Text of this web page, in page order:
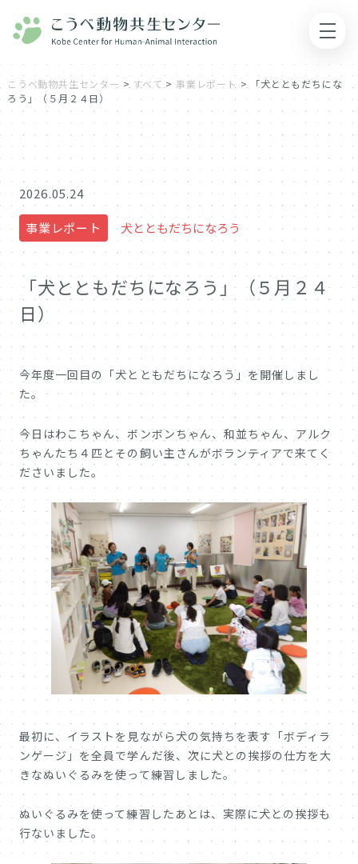
こうべ動物共生センター > すべて > 事業レポート >
「犬とともだちにな
ろう」（５月２４日）
事業レポート 犬とともだちになろう
2026.05.24
「犬とともだちになろう」（５月２４
日）
今年度一回目の「犬とともだちになろう」を開催しまし
た。
今日はわこちゃん、ボンボンちゃん、和並ちゃん、アルク
ちゃんたち４匹とその飼い主さんがボランティアで来てく
ださいました。
最初に、イラストを見ながら犬の気持ちを表す「ボディラ
ンゲージ」を全員で学んだ後、次に犬との挨拶の仕方を大
きなぬいぐるみを使って練習しました。
ぬいぐるみを使って練習したあとは、実際に犬との挨拶も
行ないました。